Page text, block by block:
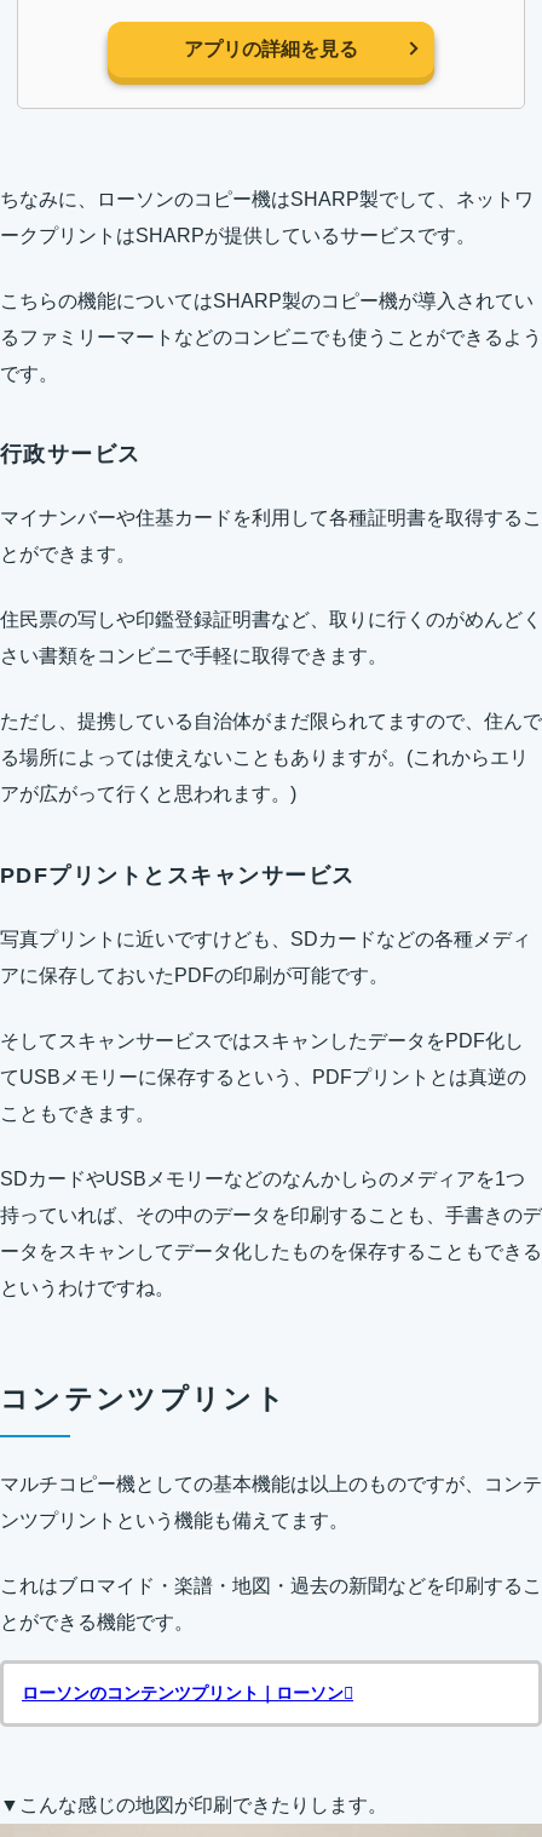
アプリの詳細を見る
ちなみに、ローソンのコピー機はSHARP製でして、ネットワ
ークプリントはSHARPが提供しているサービスです。
こちらの機能についてはSHARP製のコピー機が導入されてい
るファミリーマートなどのコンビニでも使うことができるよう
です。
行政サービス
マイナンバーや住基カードを利用して各種証明書を取得するこ
とができます。
住民票の写しや印鑑登録証明書など、取りに行くのがめんどく
さい書類をコンビニで手軽に取得できます。
ただし、提携している自治体がまだ限られてますので、住んで
る場所によっては使えないこともありますが。(これからエリ
アが広がって行くと思われます。)
PDFプリントとスキャンサービス
写真プリントに近いですけども、SDカードなどの各種メディ
アに保存しておいたPDFの印刷が可能です。
そしてスキャンサービスではスキャンしたデータをPDF化し
てUSBメモリーに保存するという、PDFプリントとは真逆の
こともできます。
SDカードやUSBメモリーなどのなんかしらのメディアを1つ
持っていれば、その中のデータを印刷することも、手書きのデ
ータをスキャンしてデータ化したものを保存することもできる
というわけですね。
コンテンツプリント
マルチコピー機としての基本機能は以上のものですが、コンテ
ンツプリントという機能も備えてます。
これはブロマイド・楽譜・地図・過去の新聞などを印刷するこ
とができる機能です。
ローソンのコンテンツプリント｜ローソン
▼こんな感じの地図が印刷できたりします。